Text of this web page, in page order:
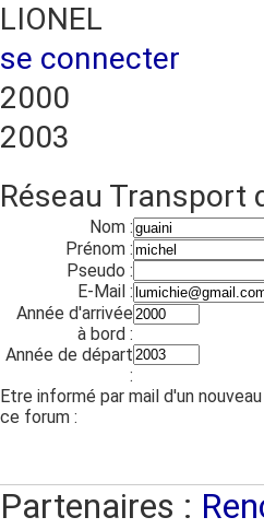
LIONEL
se connecter
2000
2003
Réseau Transport
Nom :
Prénom :
Pseudo :
E-Mail :
Année d'arrivée
à bord :
Année de départ
:
Etre informé par mail d'un
ce forum :
Partenaires :